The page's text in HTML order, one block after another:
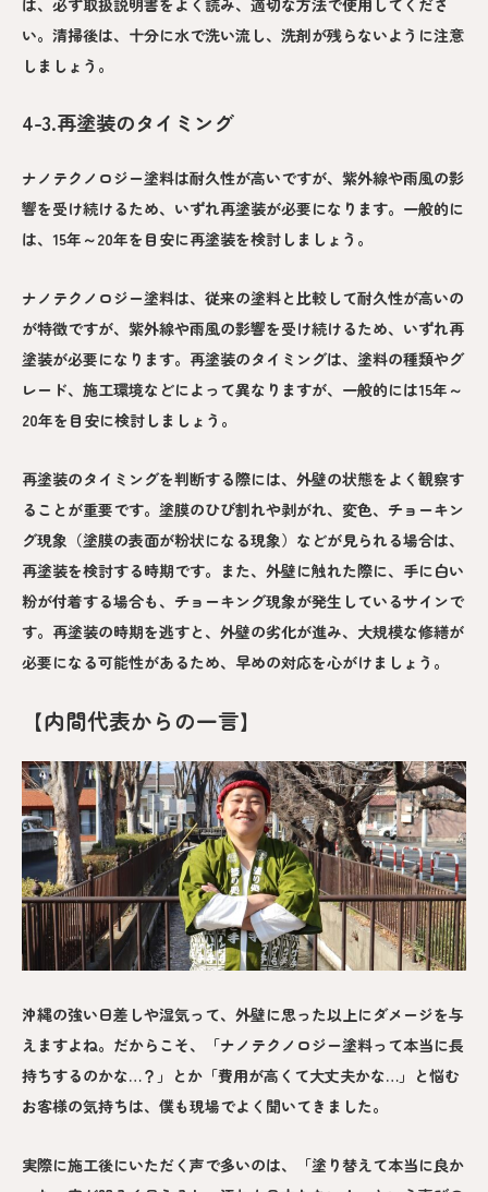
い。清掃後は、十分に水で洗い流し、洗剤が残らないように注意
しましょう。
4-3.再塗装のタイミング
ナノテクノロジー塗料は耐久性が高いですが、紫外線や雨風の影
響を受け続けるため、いずれ再塗装が必要になります。一般的に
は、15年～20年を目安に再塗装を検討しましょう。
ナノテクノロジー塗料は、従来の塗料と比較して耐久性が高いの
が特徴ですが、紫外線や雨風の影響を受け続けるため、いずれ再
塗装が必要になります。再塗装のタイミングは、塗料の種類やグ
レード、施工環境などによって異なりますが、一般的には15年～
20年を目安に検討しましょう。
再塗装のタイミングを判断する際には、外壁の状態をよく観察す
ることが重要です。塗膜のひび割れや剥がれ、変色、チョーキン
グ現象（塗膜の表面が粉状になる現象）などが見られる場合は、
再塗装を検討する時期です。また、外壁に触れた際に、手に白い
粉が付着する場合も、チョーキング現象が発生しているサインで
す。再塗装の時期を逃すと、外壁の劣化が進み、大規模な修繕が
必要になる可能性があるため、早めの対応を心がけましょう。
【内間代表からの一言】
沖縄の強い日差しや湿気って、外壁に思った以上にダメージを与
えますよね。だからこそ、「ナノテクノロジー塗料って本当に長
持ちするのかな…？」とか「費用が高くて大丈夫かな…」と悩む
お客様の気持ちは、僕も現場でよく聞いてきました。
実際に施工後にいただく声で多いのは、「塗り替えて本当に良か